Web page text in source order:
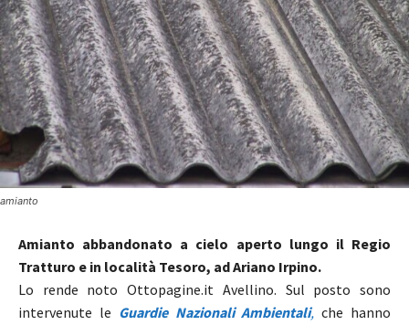
amianto
Amianto abbandonato a cielo aperto lungo il Regio
Tratturo e in località Tesoro, ad Ariano Irpino.
Lo rende noto Ottopagine.it Avellino. Sul posto sono
intervenute le Guardie Nazionali Ambientali, che hanno